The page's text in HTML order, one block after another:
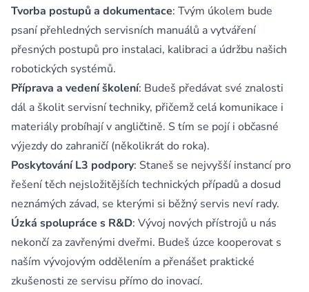
Tvorba postupů a dokumentace: Tvým úkolem bude
psaní přehledných servisních manuálů a vytváření
přesných postupů pro instalaci, kalibraci a údržbu našich
robotických systémů.
Příprava a vedení školení: Budeš předávat své znalosti
dál a školit servisní techniky, přičemž celá komunikace i
materiály probíhají v angličtině. S tím se pojí i občasné
výjezdy do zahraničí (několikrát do roka).
Poskytování L3 podpory: Staneš se nejvyšší instancí pro
řešení těch nejsložitějších technických případů a dosud
neznámých závad, se kterými si běžný servis neví rady.
Úzká spolupráce s R&D: Vývoj nových přístrojů u nás
nekončí za zavřenými dveřmi. Budeš úzce kooperovat s
naším vývojovým oddělením a přenášet praktické
zkušenosti ze servisu přímo do inovací.